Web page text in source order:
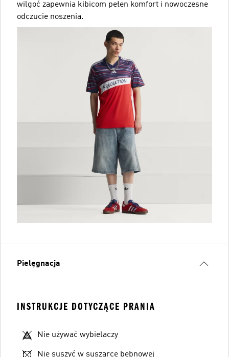
wilgoć zapewnia kibicom pełen komfort i nowoczesne
odczucie noszenia.
Pielęgnacja
INSTRUKCJE DOTYCZĄCE PRANIA
Nie używać wybielaczy
Nie suszyć w suszarce bębnowej